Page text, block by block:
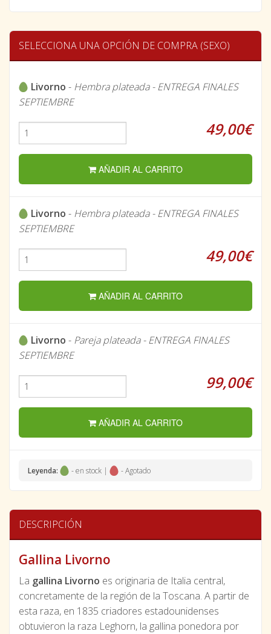
SELECCIONA UNA OPCIÓN DE COMPRA (SEXO)
Livorno - Hembra plateada - ENTREGA FINALES
SEPTIEMBRE
49,00€
AÑADIR AL CARRITO
Livorno - Hembra plateada - ENTREGA FINALES
SEPTIEMBRE
49,00€
AÑADIR AL CARRITO
Livorno - Pareja plateada - ENTREGA FINALES
SEPTIEMBRE
99,00€
AÑADIR AL CARRITO
Leyenda: - en stock | - Agotado
DESCRIPCIÓN
Gallina Livorno
La gallina Livorno es originaria de Italia central,
concretamente de la región de la Toscana. A partir de
esta raza, en 1835 criadores estadounidenses
obtuvieron la raza Leghorn, la gallina ponedora por